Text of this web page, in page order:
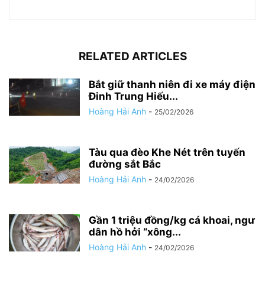
RELATED ARTICLES
Bắt giữ thanh niên đi xe máy điện
Đinh Trung Hiếu...
Hoàng Hải Anh - 25/02/2026
Tàu qua đèo Khe Nét trên tuyến
đường sắt Bắc
Hoàng Hải Anh - 24/02/2026
Gần 1 triệu đồng/kg cá khoai, ngư
dân hồ hởi “xông...
Hoàng Hải Anh - 24/02/2026